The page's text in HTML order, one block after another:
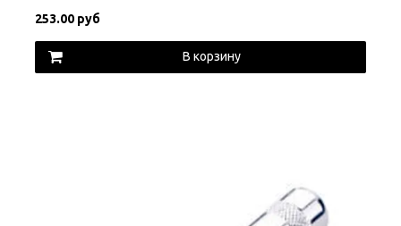
253.00 руб
В корзину